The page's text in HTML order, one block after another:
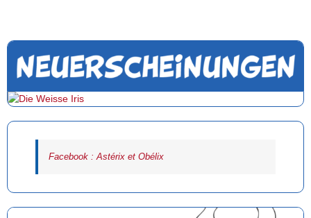
Facebook : Astérix et Obélix